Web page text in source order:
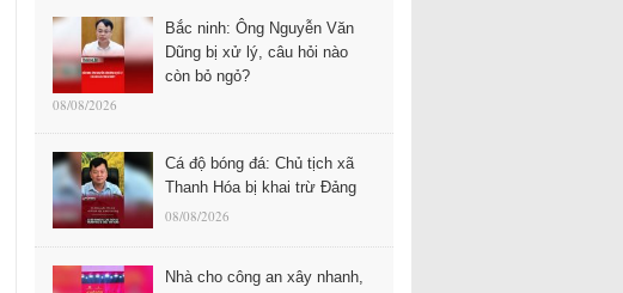
Bắc ninh: Ông Nguyễn Văn
Dũng bị xử lý, câu hỏi nào
còn bỏ ngỏ?
08/08/2026
Cá độ bóng đá: Chủ tịch xã
Thanh Hóa bị khai trừ Đảng
08/08/2026
Nhà cho công an xây nhanh,